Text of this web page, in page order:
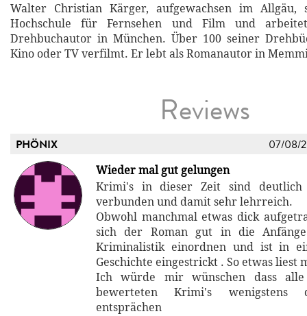
Walter Christian Kärger, aufgewachsen im
Hochschule für Fernsehen und Film und
Drehbuchautor in München. Über 100 seiner
Kino oder TV verfilmt. Er lebt als Romanautor in
Reviews
PHÖNIX 07/08/
Wieder mal gut gelungen
Krimi's in dieser Zeit sind deutlich
verbunden und damit sehr lehrreich.
Obwohl manchmal etwas dick
sich der Roman gut in die
Kriminalistik einordnen und ist in
Geschichte eingestrickt . So etwas liest
Ich würde mir wünschen dass
bewerteten Krimi's wenigstens
entsprächen